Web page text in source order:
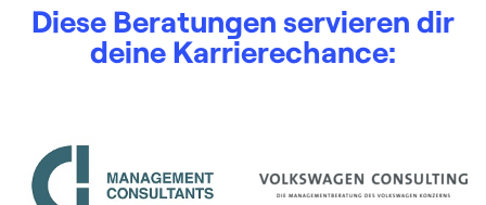
Diese Beratungen servieren dir
deine Karrierechance: